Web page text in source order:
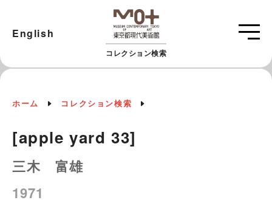
コレクション検索
English
ホーム コレクション検索
[apple yard 33]
三木 富雄
1971